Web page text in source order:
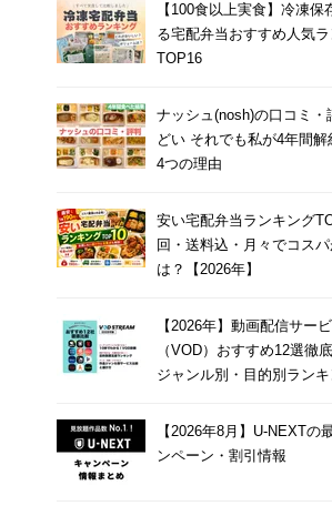
【100食以上実食】冷凍保
る宅配弁当おすすめ人気
TOP16
ナッシュ(nosh)の口コミ・
どい それでも私が4年間解
4つの理由
安い宅配弁当ランキング
回・送料込・月々でコス
は？【2026年】
【2026年】動画配信サー
（VOD）おすすめ12選徹
ジャンル別・目的別ランキ
【2026年8月】U-NEXTの
ンペーン・割引情報